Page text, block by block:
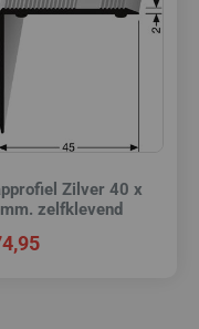
Zilver 40 x
zelfklevend